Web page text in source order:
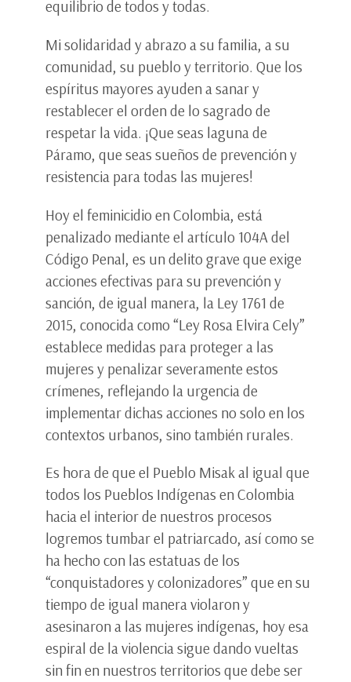
equilibrio de todos y todas.
Mi solidaridad y abrazo a su familia, a su
comunidad, su pueblo y territorio. Que los
espíritus mayores ayuden a sanar y
restablecer el orden de lo sagrado de
respetar la vida. ¡Que seas laguna de
Páramo, que seas sueños de prevención y
resistencia para todas las mujeres!
Hoy el feminicidio en Colombia, está
penalizado mediante el artículo 104A del
Código Penal, es un delito grave que exige
acciones efectivas para su prevención y
sanción, de igual manera, la Ley 1761 de
2015, conocida como “Ley Rosa Elvira Cely”
establece medidas para proteger a las
mujeres y penalizar severamente estos
crímenes, reflejando la urgencia de
implementar dichas acciones no solo en los
contextos urbanos, sino también rurales.
Es hora de que el Pueblo Misak al igual que
todos los Pueblos Indígenas en Colombia
hacia el interior de nuestros procesos
logremos tumbar el patriarcado, así como se
ha hecho con las estatuas de los
“conquistadores y colonizadores” que en su
tiempo de igual manera violaron y
asesinaron a las mujeres indígenas, hoy esa
espiral de la violencia sigue dando vueltas
sin fin en nuestros territorios que debe ser